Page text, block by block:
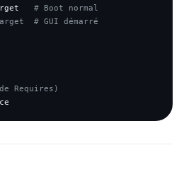
# Boot normal
# GUI démarré
Requires)